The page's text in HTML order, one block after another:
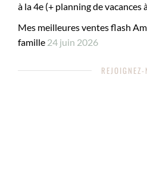
à la 4e (+ planning de vacances
Mes meilleures ventes flash
famille 24 juin 2026
REJOIGNEZ-